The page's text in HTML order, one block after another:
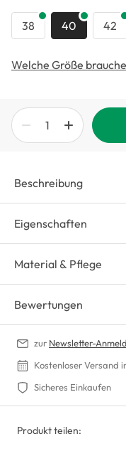
38 40 42
Welche Größe
Beschreibung
Eigenschaften
Material & Pflege
Bewertungen
zur Newsletter-
Kostenloser Versand
Sicheres Einkaufen
Produkt teilen: